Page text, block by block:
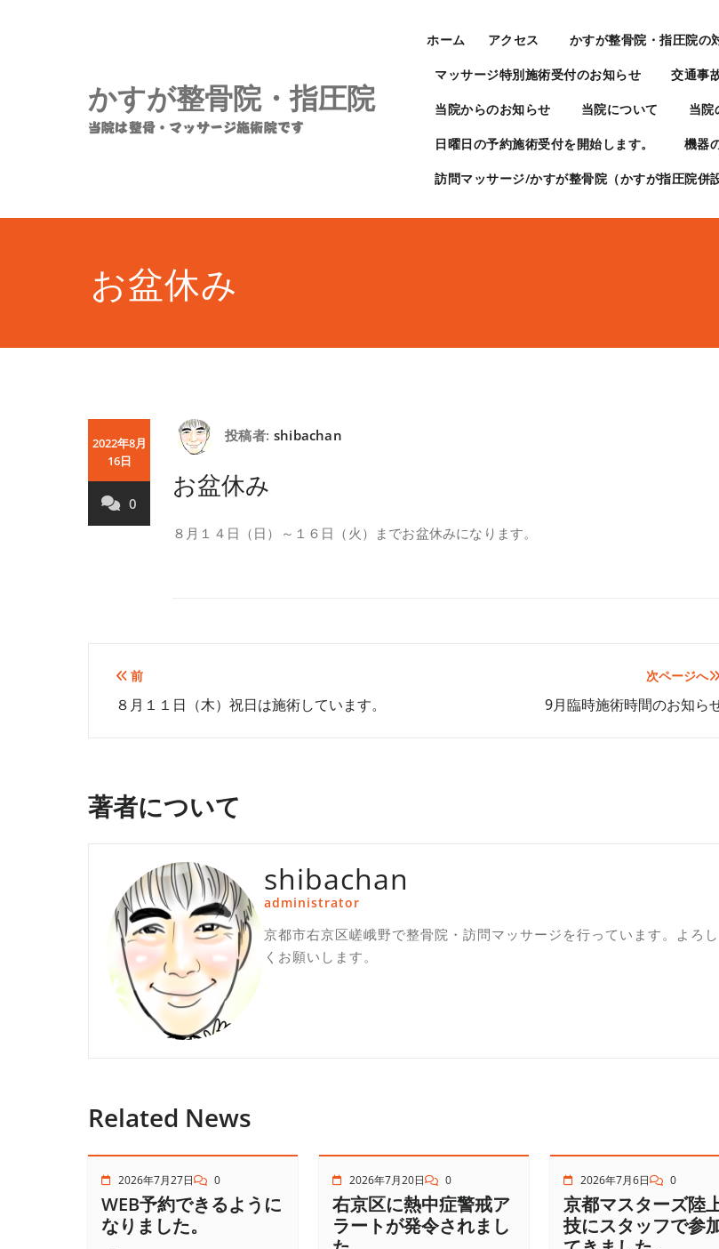
かすが整骨院・指圧院
当院は整骨・マッサージ施術院です
ホーム アクセス かすが整骨院・指圧院の
マッサージ特別施術受付のお知らせ 交通事
当院からのお知らせ 当院について 当院
日曜日の予約施術受付を開始します。 機器
訪問マッサージ/かすが整骨院（かすが指圧院併設
お盆休み
2022年8月
16日
0
投稿者: shibachan
お盆休み
８月１４日（日）～１６日（火）までお盆休みになります。
投
稿
ビ
ゲ
シ
ョ
ン
前
８月１１日（木）祝日は施術しています。
次ページへ
9月臨時施術時間のお知ら
著者について
shibachan
administrator
京都市右京区嵯峨野で整骨院・訪問マッサージを行っています。よろし
くお願いします。
Related News
2026年7月27日 0
WEB予約できるように
なりました。
2026年7月20日 0
右京区に熱中症警戒ア
ラートが発令されまし
2026年7月6日 0
京都マスターズ陸
技にスタッフで参